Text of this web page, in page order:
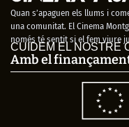
Quan s’apaguen els llums i
una comunitat. El Cinema
només té sentit si el fem viure
CUIDEM EL NOSTRE
Amb el